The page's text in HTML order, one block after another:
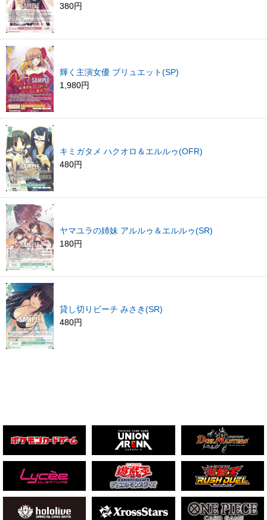
380円
輝く主演女優 ブリュエット(SP)
1,980円
キミガタメ ハクオロ＆エルルゥ(OFR)
480円
ヤマユラの姉妹 アルルゥ＆エルルゥ(SR)
180円
貸し切りビーチ みさき(SR)
480円